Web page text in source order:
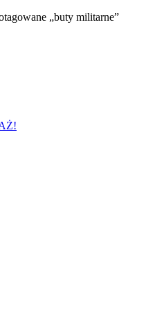
„buty militarne”